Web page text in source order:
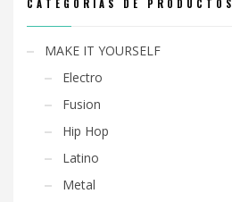
CATEGORÍAS DE PRODUCTOS
MAKE IT YOURSELF
Electro
Fusion
Hip Hop
Latino
Metal